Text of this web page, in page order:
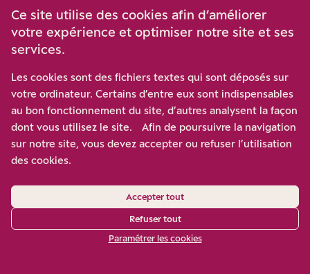
souligné l’urgence
Alors que le ministère de la santé ambitionnait de
former 5.000 professionnels avant 2024, laCour
des comptes a rendu un audit flash de cette
politique en juillet 2023 dont le constat est sévère:
on comptait 581 infirmières en pratique avancée
nouvellement diplômées en 2021 et environ 1.400
en formation.
La France souffre donc aujourd’hui d’un évident
retard dans la promotion du métier d’infirmier-ère
équivalent sont en place dans de nombreux pays
pionniers comme les États-Unis et le Canada depuis
les années 1960 avec les « infirmières praticiennes
Ce site utilise des cookies afin d’améliorer
votre expérience et optimiser notre site et ses
services.
Les cookies sont des fichiers textes qui sont déposés sur
votre ordinateur. Certains d’entre eux sont indispensables
au bon fonctionnement du site, d’autres analysent la façon
dont vous utilisez le site. Afin de poursuivre la navigation
sur notre site, vous devez accepter ou refuser l’utilisation
des cookies.
Accepter tout
Refuser tout
Paramétrer les cookies